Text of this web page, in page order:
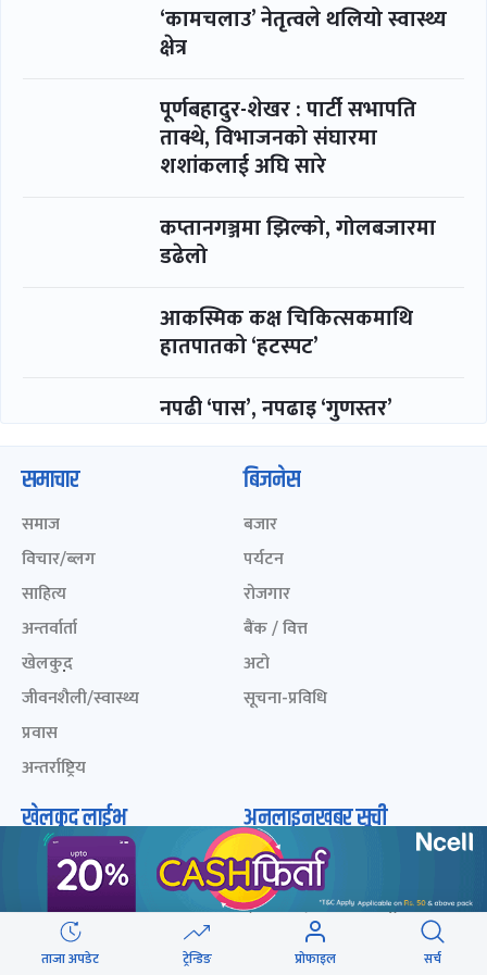
‘कामचलाउ’ नेतृत्वले थलियो स्वास्थ्य
क्षेत्र
पूर्णबहादुर-शेखर : पार्टी सभापति
ताक्थे, विभाजनको संघारमा
शशांकलाई अघि सारे
कप्तानगञ्जमा झिल्को, गोलबजारमा
डढेलो
आकस्मिक कक्ष चिकित्सकमाथि
हातपातको ‘हटस्पट’
नपढी ‘पास’, नपढाइ ‘गुणस्तर’
ताजा अपडेट ट्रेन्डिङ प्रोफाइल सर्च
समाचार
समाज
विचार/ब्लग
साहित्य
अन्तर्वार्ता
खेलकुद़़
जीवनशैली/स्वास्थ्य
प्रवास
अन्तर्राष्ट्रिय
बिजनेस
बजार
पर्यटन
रोजगार
बैंक / वित्त
अटो
सूचना-प्रविधि
खेलकुद लाईभ
एनपीएल २०८१
ICC Men T20 World Cup
2024
IPL 2024
अनलाइनखबर सूची
नेपालका ५० प्रभावशाली
महिला २०८२
नेपालका ५० प्रभावशाली
महिला २०८१